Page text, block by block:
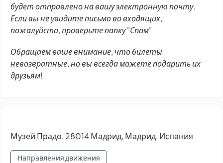
будет отправлено на вашу электронную почту.
Если вы не увидите письмо во входящих,
пожалуйста, проверьте папку "Спам"
Обращаем ваше внимание, что билеты
невозвратные, но вы всегда можете подарить их
друзьям!
Музей Прадо, 28014 Мадрид, Мадрид, Испания
Направления движения